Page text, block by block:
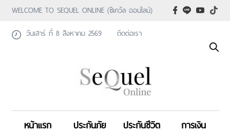
WELCOME TO SEQUEL ONLINE (ซีเคว้ล ออนไลน์)
วันเสาร์ ที่ 8 สิงหาคม 2569
ติดต่อเรา
หน้าแรก ประกันภัย ประกันชีวิต
การเงิน